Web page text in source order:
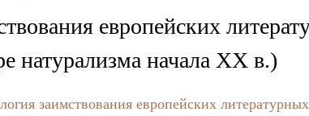
европейских
натурализма начала ХХ в.)
заимствования европейских